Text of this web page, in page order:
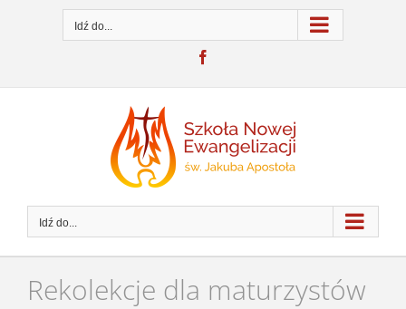
zawartości
Idź do...
Idź do...
Rekolekcje dla maturzystów